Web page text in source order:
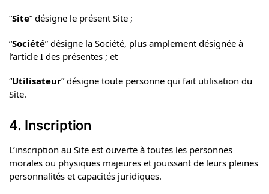
“Site” désigne le présent Site ;
“Société” désigne la Société, plus amplement désignée à
l’article I des présentes ; et
“Utilisateur” désigne toute personne qui fait utilisation du
Site.
4. Inscription
L’inscription au Site est ouverte à toutes les personnes
morales ou physiques majeures et jouissant de leurs pleines
personnalités et capacités juridiques.